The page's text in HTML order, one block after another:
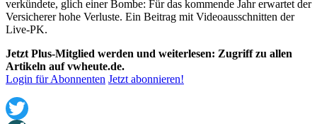
verkündete, glich einer Bombe: Für das kommende Jahr erwartet der
Versicherer hohe Verluste. Ein Beitrag mit Videoausschnitten der
Live-PK.
Jetzt Plus-Mitglied werden und weiterlesen: Zugriff zu allen
Artikeln auf vwheute.de.
Login für Abonnenten Jetzt abonnieren!